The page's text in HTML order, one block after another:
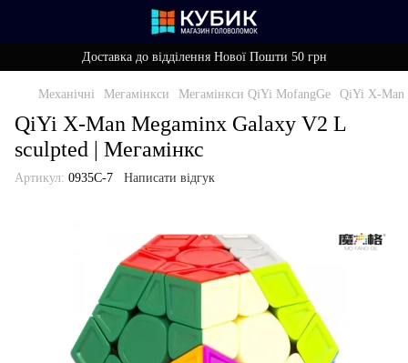
Доставка до відділення Нової Пошти 50 грн
Механічні Мегамінкси Мегамінкси QiYi MofangGe QiYi X-Man
QiYi X-Man Megaminx Galaxy V2 L
sculpted | Мегамінкс
Артикул: 0935C-7 Написати відгук